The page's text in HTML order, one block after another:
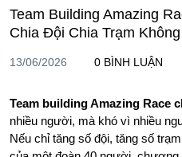
Team Building Amazing
Chia Đội Chia Trạm
13/06/2026 0 BÌNH LUẬN
Team building Amazing Race
nhiều người, mà khó vì nhiều
Nếu chỉ tăng số đội, tăng số